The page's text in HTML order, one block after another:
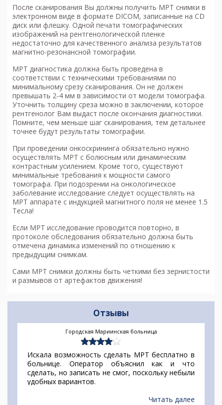
После сканирования Вы должны получить МРТ снимки в
электронном виде в формате DICOM, записанные на CD
диск или флешку. Одной печати томографических
изображений на рентгенологической пленке
недостаточно для качественного анализа результатов
магнитно-резонансной томографии.
МРТ диагностика должна быть проведена в
соответствии с техническими требованиями по
минимальному срезу сканирования. Он не должен
превышать 2-4 мм в зависимости от модели томографа.
Уточнить толщину среза можно в заключении, которое
рентгенолог Вам выдаст после окончания диагностики.
Помните, чем меньше шаг сканирования, тем детальнее
точнее будут результаты томографии.
При проведении онкоскрининга обязательно нужно
осуществлять МРТ с болюсным или динамическим
контрастным усилением. Кроме того, существуют
минимальные требования к мощности самого
томографа. При подозрении на онкологическое
заболевание исследование следует осуществлять на
МРТ аппарате с индукцией магнитного поля не менее 1.5
Тесла!
Если МРТ исследование проводится повторно, в
протоколе обследования обязательно должна быть
отмечена динамика изменений по отношению к
предыдущим снимкам.
Сами МРТ снимки должны быть четкими без зернистости
и размывов от артефактов движения!
Отзывы
Городская Мариинская больница
Искала возможность сделать МРТ бесплатно в
больнице. Оператор объяснил как и что
сделать, но записать не смог, поскольку небыли
удобных вариантов.
Читать далее